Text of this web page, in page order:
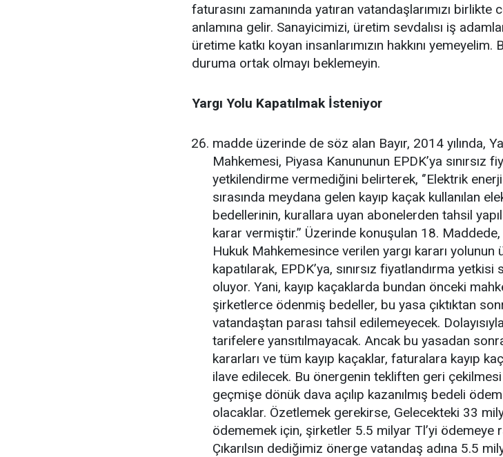
faturasını zamanında yatıran vatandaşlarımızı birlikte
anlamına gelir. Sanayicimizi, üretim sevdalısı iş
üretime katkı koyan insanlarımızın hakkını yemeyelim.
duruma ortak olmayı beklemeyin.
Yargı Yolu Kapatılmak İsteniyor
madde üzerinde de söz alan Bayır, 2014 yılında,
Mahkemesi, Piyasa Kanununun EPDK’ya sınırsız
yetkilendirme vermediğini belirterek, ‘’Elektrik
sırasında meydana gelen kayıp kaçak kullanılan
bedellerinin, kurallara uyan abonelerden tahsil
karar vermiştir.’’ Üzerinde konuşulan 18. Maddede,
Hukuk Mahkemesince verilen yargı kararı yolunun
kapatılarak, EPDK’ya, sınırsız fiyatlandırma yetkisi
oluyor. Yani, kayıp kaçaklarda bundan önceki
şirketlerce ödenmiş bedeller, bu yasa çıktıktan
vatandaştan parası tahsil edilemeyecek.
tarifelere yansıtılmayacak. Ancak bu yasadan
kararları ve tüm kayıp kaçaklar, faturalara kayıp
ilave edilecek. Bu önergenin tekliften geri
geçmişe dönük dava açılıp kazanılmış bedeli
olacaklar. Özetlemek gerekirse, Gelecekteki 33
ödememek için, şirketler 5.5 milyar Tl’yi ödemeye
Çıkarılsın dediğimiz önerge vatandaş adına 5.5